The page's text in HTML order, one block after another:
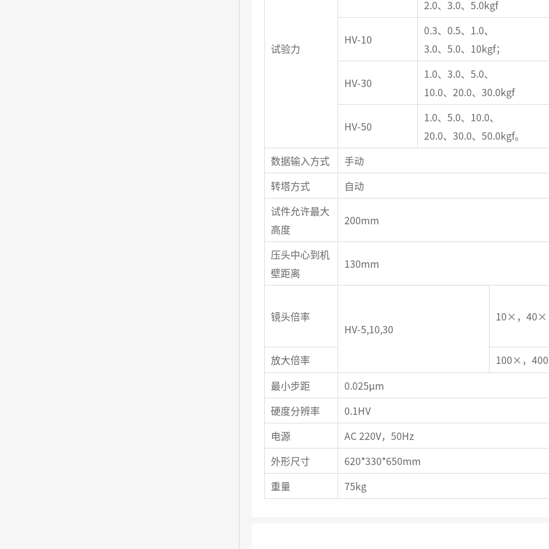
试验力
2.0、3.0、5.0kgf
HV-10
0.3、0.5、1.0、
3.0、5.0、10kgf；
HV-30
1.0、3.0、5.0、
10.0、20.0、30.0kgf
HV-50
1.0、5.0、10.0、
20.0、30.0、50.0kgf。
数据输入方式
手动
转塔方式
自动
试件允许最大
高度
200mm
压头中心到机
壁距离
130mm
镜头倍率
HV-5,10,30
10×，40×
放大倍率
100×，
最小步距
0.025μm
硬度分辨率
0.1HV
电源
AC 220V，50Hz
外形尺寸
620*330*650mm
重量
75kg